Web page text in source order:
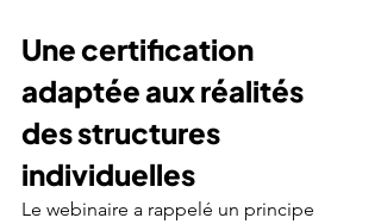
Une certification
adaptée aux réalités
des structures
individuelles
Le webinaire a rappelé un principe